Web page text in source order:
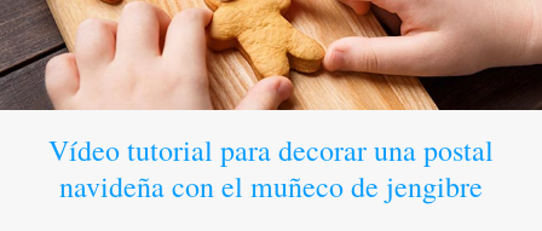
Vídeo tutorial para decorar una postal
navideña con el muñeco de jengibre